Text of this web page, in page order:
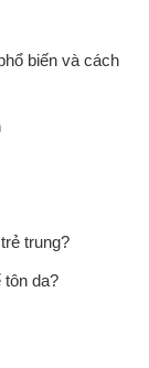
biến và cách
trung?
tôn da?